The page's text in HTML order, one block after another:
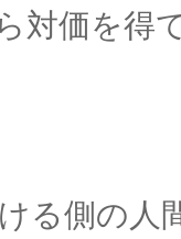
対価を得
る側の人